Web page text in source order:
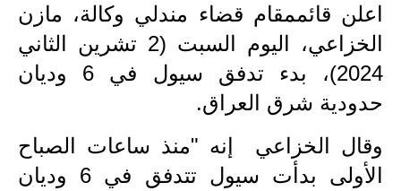
الاخبار الامنية
الاخبار الاقتصادية
المدارس
اخبار وقرارات وزارة التربية
اعلن قائممقام قضاء مندلي وكالة، مازن
الخزاعي، اليوم السبت (2 تشرين الثاني
2024)، بدء تدفق سيول في 6 وديان
حدودية شرق العراق.
وقال الخزاعي إنه "منذ ساعات الصباح
الأولى بدأت سيول تتدفق في 6 وديان